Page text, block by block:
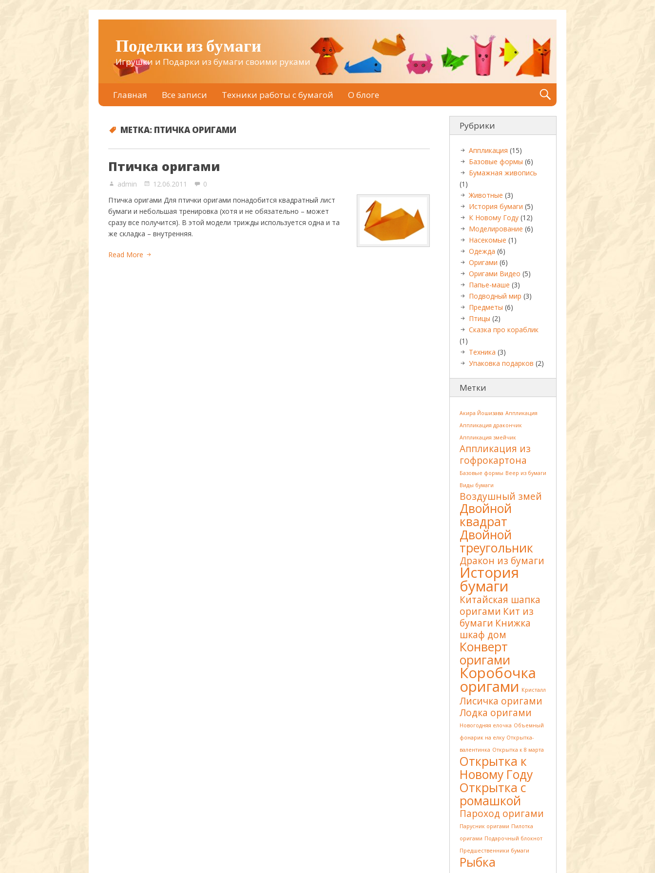
Поделки из бумаги
Игрушки и Подарки из бумаги своими руками
Главная Все записи Техники работы с бумагой О блоге
МЕТКА: ПТИЧКА ОРИГАМИ
Птичка оригами
admin 12.06.2011
0
Птичка оригами Для птички оригами понадобится квадратный лист
бумаги и небольшая тренировка (хотя и не обязательно – может
сразу все получится). В этой модели трижды используется одна и та
же складка – внутренняя.
Read More
Рубрики
Аппликация (15)
Базовые формы (6)
Бумажная живопись
(1)
Животные (3)
История бумаги (5)
К Новому Году (12)
Моделирование (6)
Насекомые (1)
Одежда (6)
Оригами (6)
Оригами Видео (5)
Папье-маше (3)
Подводный мир (3)
Предметы (6)
Птицы (2)
Сказка про кораблик
(1)
Техника (3)
Упаковка подарков (2)
Метки
Акира Йошизава Аппликация
Аппликация дракончик
Аппликация змейчик
Аппликация из
гофрокартона
Базовые формы Веер из бумаги
Виды бумаги
Воздушный змей
Двойной
квадрат
Двойной
треугольник
Дракон из бумаги
История
бумаги
Китайская шапка
оригами Кит из
бумаги Книжка
шкаф дом
Конверт
оригами
Коробочка
оригами Кристалл
Лисичка оригами
Лодка оригами
Новогодняя елочка Объемный
фонарик на елку Открытка-
валентинка Открытка к 8 марта
Открытка к
Новому Году
Открытка с
ромашкой
Пароход оригами
Парусник оригами Пилотка
оригами Подарочный блокнот
Предшественники бумаги
Рыбка